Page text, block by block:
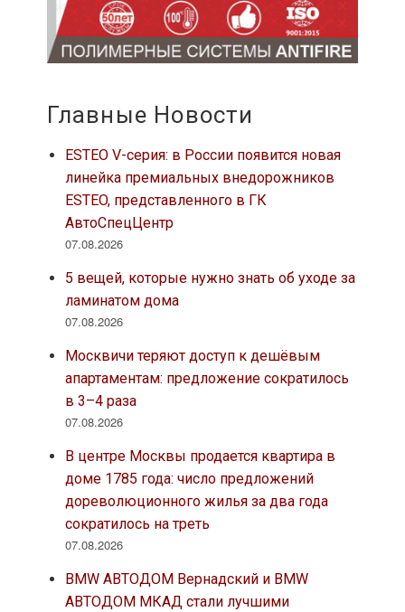
Главные Новости
ESTEO V-серия: в России появится новая
линейка премиальных внедорожников
ESTEO, представленного в ГК
АвтоСпецЦентр
07.08.2026
5 вещей, которые нужно знать об уходе за
ламинатом дома
07.08.2026
Москвичи теряют доступ к дешёвым
апартаментам: предложение сократилось
в 3–4 раза
07.08.2026
В центре Москвы продается квартира в
доме 1785 года: число предложений
дореволюционного жилья за два года
сократилось на треть
07.08.2026
BMW АВТОДОМ Вернадский и BMW
АВТОДОМ МКАД стали лучшими